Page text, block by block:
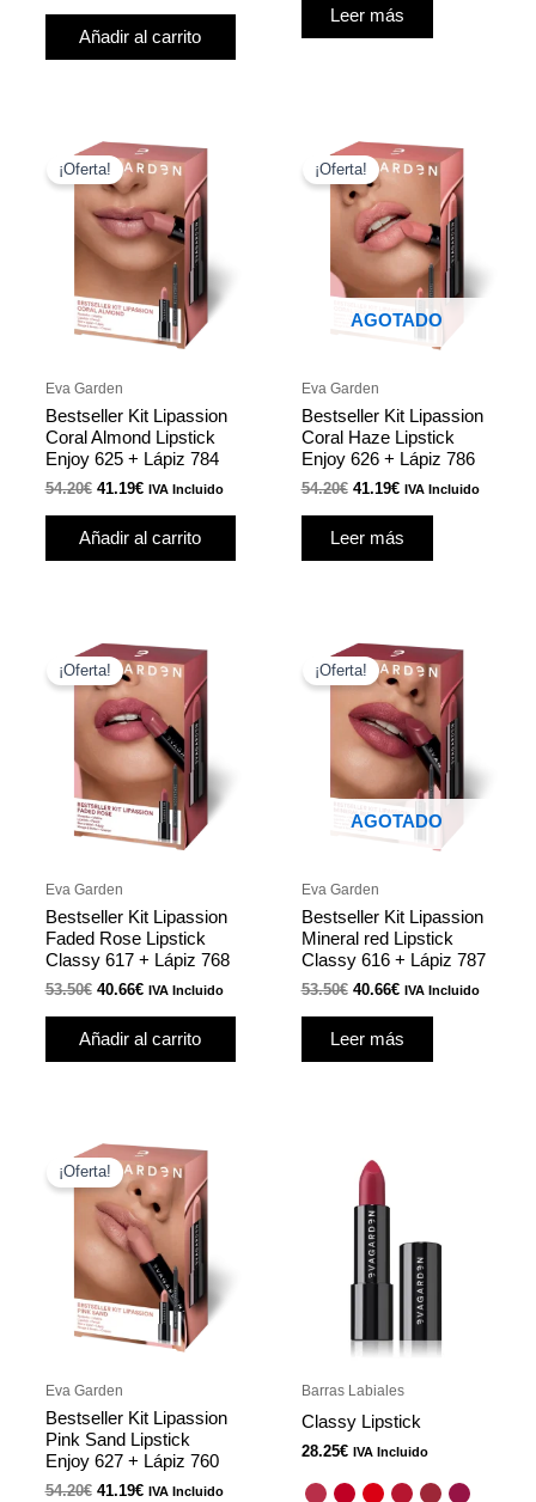
Añadir al carrito
Leer más
¡Oferta!
Eva Garden
Bestseller Kit Lipassion
Coral Almond Lipstick
Enjoy 625 + Lápiz 784
54.20€
El
precio
original
era:
54.20€.
41.19€
El
precio
actual
es:
41.19€.
IVA Incluido
Añadir al carrito
AGOTADO
¡Oferta!
Eva Garden
Bestseller Kit Lipassion
Coral Haze Lipstick
Enjoy 626 + Lápiz 786
54.20€
El
precio
original
era:
54.20€.
41.19€
El
precio
es:
41.19€.
IVA Incluido
Leer más
¡Oferta!
Eva Garden
Bestseller Kit Lipassion
Faded Rose Lipstick
Classy 617 + Lápiz 768
53.50€
El
precio
original
era:
53.50€.
40.66€
El
precio
actual
es:
40.66€.
IVA Incluido
Añadir al carrito
AGOTADO
¡Oferta!
Eva Garden
Bestseller Kit Lipassion
Mineral red Lipstick
Classy 616 + Lápiz 787
53.50€
El
precio
original
era:
53.50€.
40.66€
El
precio
actual
es:
40.66€.
IVA Incluido
Leer más
¡Oferta!
Eva Garden
Bestseller Kit Lipassion
Pink Sand Lipstick
Enjoy 627 + Lápiz 760
54.20€
El
precio
original
era:
54.20€.
41.19€
El
precio
actual
es:
41.19€.
IVA Incluido
Barras Labiales
Classy Lipstick
28.25€ IVA Incluido